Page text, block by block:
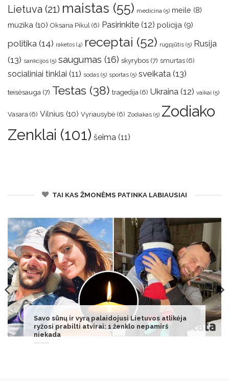
Lietuva (21) maistas (55) medicina (5) meile (8)
muzika (10) Oksana Pikul (6) Pasirinkite (12) policija (9)
politika (14) raketos (4) receptai (52) rugpjūtis (5) Rusija
(13) sankcijos (5) saugumas (16) skyrybos (7) smurtas (6)
socialiniai tinklai (11) sodas (5) sportas (5) sveikata (13)
teisėsauga (7) Testas (38) tragedija (6) Ukraina (12) vaikai (5)
Vasara (6) Vilnius (10) Vyriausybė (6) Zodiakas (5) Zodiako
Zenklai (101) šeima (11)
TAI KAS ŽMONĖMS PATINKA LABIAUSIAI
Medikai nepaleidžia Valdo Adamkaus iš
ligoninės: laukia, kol sustiprės